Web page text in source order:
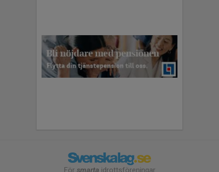
För smarta idrottsföreningar